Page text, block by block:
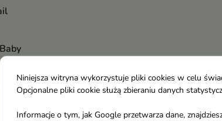
Niniejsza witryna wykorzystuje pliki cookies w celu
Opcjonalne pliki cookie służą zbieraniu danych
Informacje o tym, jak Google przetwarza dane,